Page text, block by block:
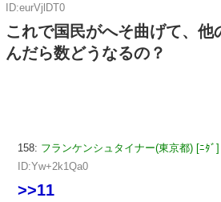
ID:eurVjlDT0
これで国民がへそ曲げて、他
んだら数どうなるの？
158: フランケンシュタイナー(東京都) [ﾆﾀﾞ]
ID:Yw+2k1Qa0
>>11